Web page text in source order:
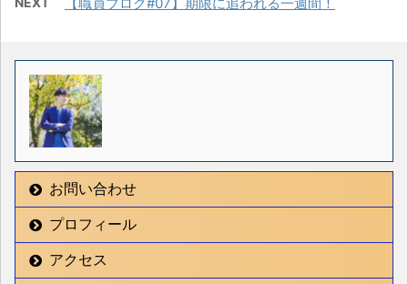
お問い合わせ
プロフィール
アクセス